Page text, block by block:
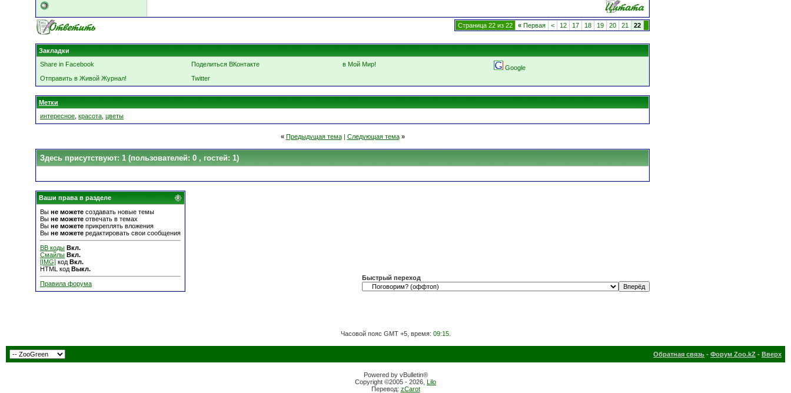
Страница 22 из 22 « Первая < 12 17 18 19 20 21 22
Закладки
Share in Facebook
Поделиться ВКонтакте в Мой Мир!
Google
Отправить в Живой Журнал!
Twitter
Метки
интересное красота цветы
« Предыдущая тема| Следующая тема »
Здесь присутствуют: 1 (пользователей: 0 , гостей: 1)
Ваши права в разделе
Вы не можете создавать новые темы
Вы не можете отвечать в темах
Вы не можете прикреплять вложения
Вы не можете редактировать свои сообщения
BB коды Вкл.
Смайлы Вкл.
[IMG] код Вкл.
HTML код Выкл.
Правила форума
Быстрый переход
Часовой пояс GMT +5, время: 09:15.
Обратная связь - Форум Zoo.kZ - Вверх
Powered by vBulletin®
Copyright ©2005 - 2026, Lilo
Перевод: zCarot